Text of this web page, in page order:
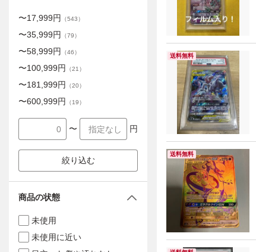
送料無料
送料無料
〜17,999円 （543）
〜35,999円 （79）
〜58,999円 （46）
〜100,999円 （21 ）
〜181,999円 （20）
〜600,999円 （19）
〜 円
絞り込む
商品の状態
未使用
未使用に近い